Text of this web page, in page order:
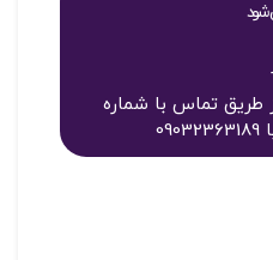
شود
تماس با شماره